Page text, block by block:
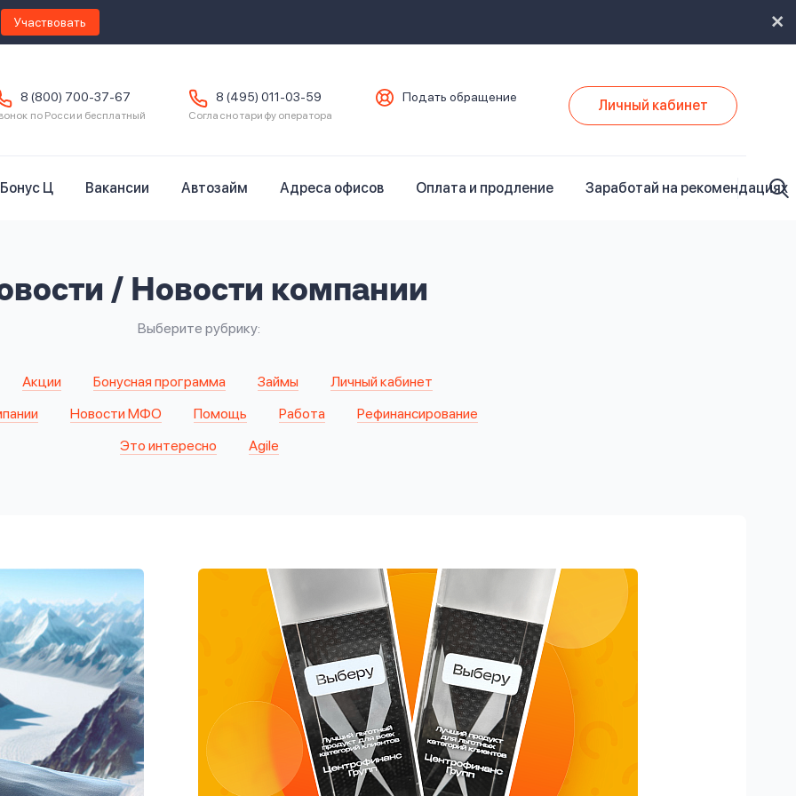
Участвовать
8 (800) 700-37-67
по России бесплатный
8 (495) 011-03-59
Согласно тарифу оператора
Подать обращение Личный кабинет
Бонус Ц Вакансии Автозайм Адреса офисов Оплата и продление Заработай на рекомендациях
/ Новости компании
Выберите рубрику
Акции Бонусная программа Займы
Личный кабинет
Новости МФО Помощь Работа
Рефинансирование
Это интересно
Agile